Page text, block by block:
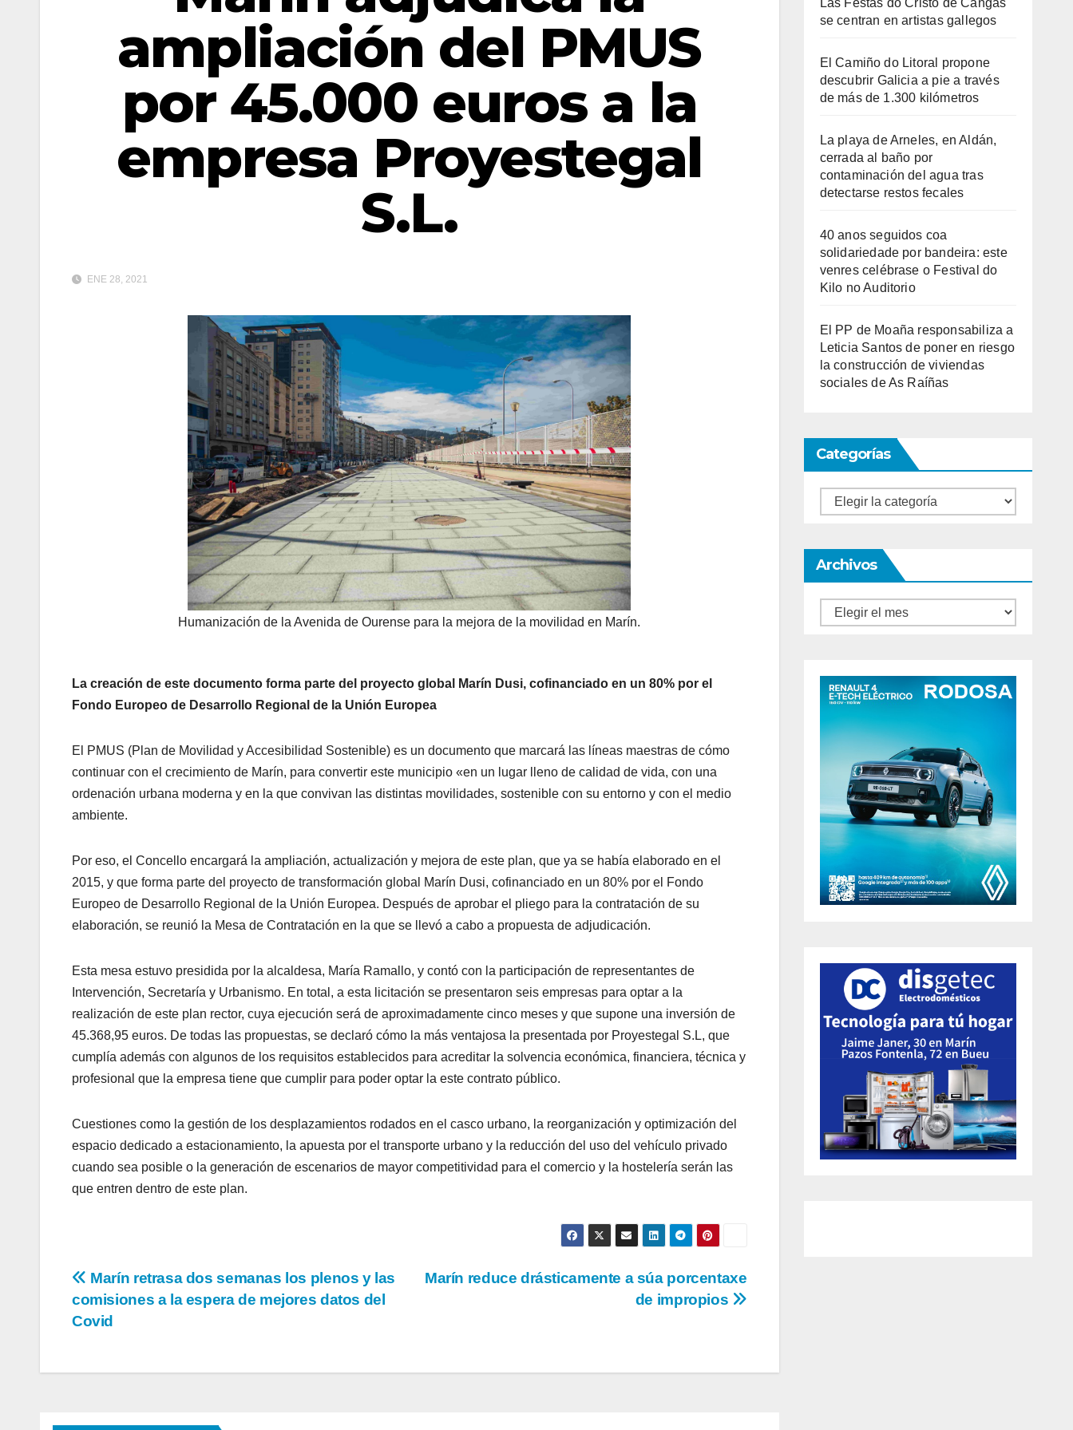
ampliación del PMUS
por 45.000 euros a la
empresa Proyestegal
S.L.
ENE 28, 2021
Humanización de la Avenida de Ourense para la mejora de la movilidad en Marín.
La creación de este documento forma parte del proyecto global Marín Dusi, cofinanciado en un 80% por el
Fondo Europeo de Desarrollo Regional de la Unión Europea
El PMUS (Plan de Movilidad y Accesibilidad Sostenible) es un documento que marcará las líneas maestras de cómo
continuar con el crecimiento de Marín, para convertir este municipio «en un lugar lleno de calidad de vida, con una
ordenación urbana moderna y en la que convivan las distintas movilidades, sostenible con su entorno y con el medio
ambiente.
Por eso, el Concello encargará la ampliación, actualización y mejora de este plan, que ya se había elaborado en el
2015, y que forma parte del proyecto de transformación global Marín Dusi, cofinanciado en un 80% por el Fondo
Europeo de Desarrollo Regional de la Unión Europea. Después de aprobar el pliego para la contratación de su
elaboración, se reunió la Mesa de Contratación en la que se llevó a cabo a propuesta de adjudicación.
Esta mesa estuvo presidida por la alcaldesa, María Ramallo, y contó con la participación de representantes de
Intervención, Secretaría y Urbanismo. En total, a esta licitación se presentaron seis empresas para optar a la
realización de este plan rector, cuya ejecución será de aproximadamente cinco meses y que supone una inversión de
45.368,95 euros. De todas las propuestas, se declaró cómo la más ventajosa la presentada por Proyestegal S.L, que
cumplía además con algunos de los requisitos establecidos para acreditar la solvencia económica, financiera, técnica y
profesional que la empresa tiene que cumplir para poder optar la este contrato público.
Cuestiones como la gestión de los desplazamientos rodados en el casco urbano, la reorganización y optimización del
espacio dedicado a estacionamiento, la apuesta por el transporte urbano y la reducción del uso del vehículo privado
cuando sea posible o la generación de escenarios de mayor competitividad para el comercio y la hostelería serán las
que entren dentro de este plan.
Navegación
de
Marín reduce drásticamente a súa porcentaxe
de impropios
Marín retrasa dos semanas los plenos y las
comisiones a la espera de mejores datos del
Covid
se centran en artistas gallegos
El Camiño do Litoral propone
descubrir Galicia a pie a través
de más de 1.300 kilómetros
La playa de Arneles, en Aldán,
cerrada al baño por
contaminación del agua tras
detectarse restos fecales
40 anos seguidos coa
solidariedade por bandeira: este
venres celébrase o Festival do
Kilo no Auditorio
El PP de Moaña responsabiliza a
Leticia Santos de poner en riesgo
la construcción de viviendas
sociales de As Raíñas
Categorías
Categorías
Archivos
Archivos